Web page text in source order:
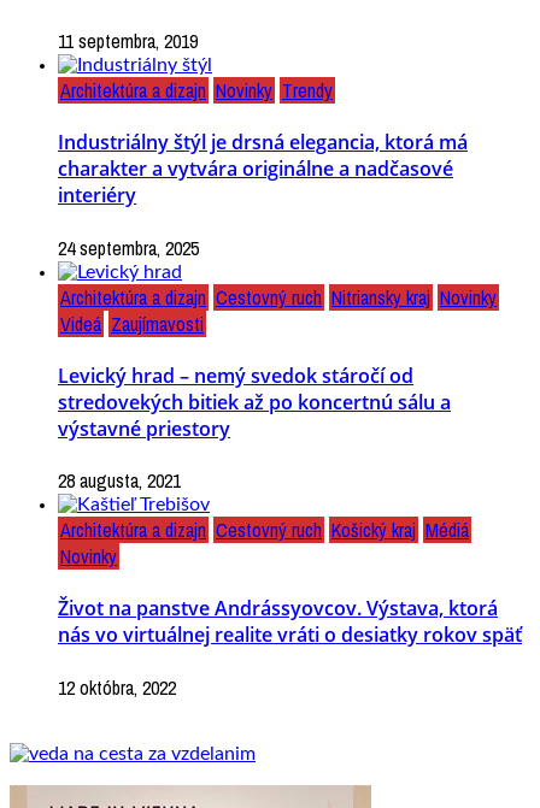
11 septembra, 2019
Architektúra a dizajn Novinky Trendy
Industriálny štýl je drsná elegancia, ktorá má
charakter a vytvára originálne a nadčasové
interiéry
24 septembra, 2025
Architektúra a dizajn Cestovný ruch Nitriansky kraj Novinky
Videá Zaujímavosti
Levický hrad – nemý svedok stáročí od
stredovekých bitiek až po koncertnú sálu a
výstavné priestory
28 augusta, 2021
Architektúra a dizajn Cestovný ruch Košický kraj Médiá
Novinky
Život na panstve Andrássyovcov. Výstava, ktorá
nás vo virtuálnej realite vráti o desiatky rokov späť
12 októbra, 2022